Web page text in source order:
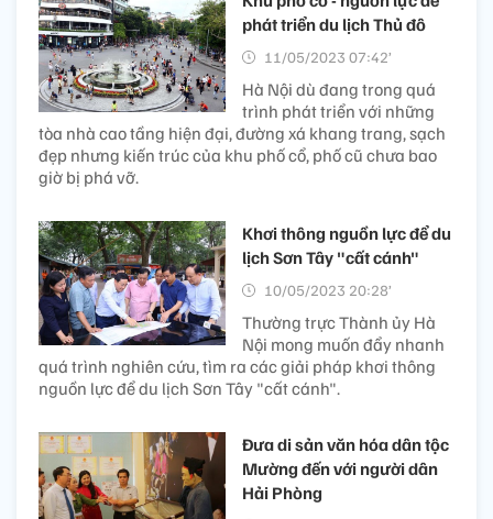
phát triển du lịch Thủ đô
11/05/2023 07:42’
Hà Nội dù đang trong quá
trình phát triển với những
tòa nhà cao tầng hiện đại, đường xá khang trang, sạch
đẹp nhưng kiến trúc của khu phố cổ, phố cũ chưa bao
giờ bị phá vỡ.
Khơi thông nguồn lực để du
lịch Sơn Tây "cất cánh"
10/05/2023 20:28’
Thường trực Thành ủy Hà
Nội mong muốn đẩy nhanh
quá trình nghiên cứu, tìm ra các giải pháp khơi thông
nguồn lực để du lịch Sơn Tây "cất cánh".
Đưa di sản văn hóa dân tộc
Mường đến với người dân
Hải Phòng